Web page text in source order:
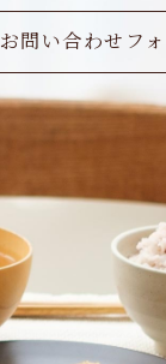
お問い合わせフ